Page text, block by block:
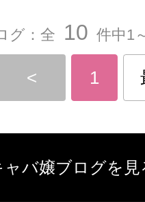
グ：全 10 件中1
< 1
ャバ嬢ブログを見